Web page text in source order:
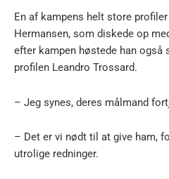
En af kampens helt store
Hermansen, som diskede op
efter kampen høstede han også
profilen Leandro Trossard.
– Jeg synes, deres målmand
– Det er vi nødt til at give ham,
utrolige redninger.